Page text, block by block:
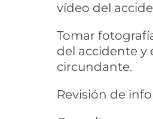
vídeo del
Tomar
del accidente y
circundante.
Revisión de